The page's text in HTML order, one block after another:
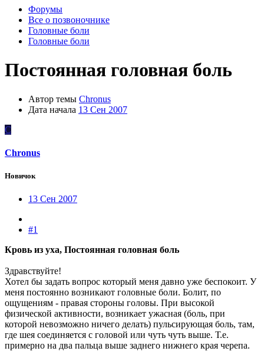
Форумы
Все о позвоночнике
Головные боли
Головные боли
Постоянная головная боль
Автор темы Chronus
Дата начала 13 Сен 2007
C
Chronus
Новичок
13 Сен 2007
#1
Кровь из уха, Постоянная головная боль
Здравствуйте!
Хотел бы задать вопрос который меня давно уже беспокоит. У
меня постоянно возникают головные боли. Болит, по
ощущениям - правая стороны головы. При высокой
физической активности, возникает ужасная (боль, при
которой невозможно ничего делать) пульсирующая боль, там,
где шея соединяется с головой или чуть чуть выше. Т.е.
примерно на два пальца выше заднего нижнего края черепа.